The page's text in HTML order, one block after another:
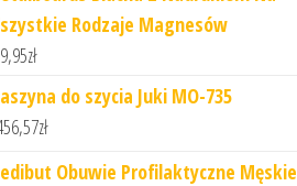
Rodzaje Magnesów
zł
do szycia Juki MO-735
zł
Obuwie Profilaktyczne Męskie